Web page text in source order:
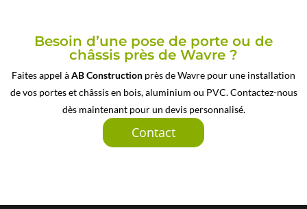
Besoin d’une pose de porte ou de
châssis près de Wavre ?
Faites appel àAB Construction près de Wavre pour une installation
de vos portes et châssis en bois, aluminium ou PVC. Contactez-nous
dès maintenant pour un devis personnalisé.
Contact